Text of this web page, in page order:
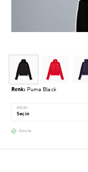
Renk: Puma Black
BEDEN
Stokta